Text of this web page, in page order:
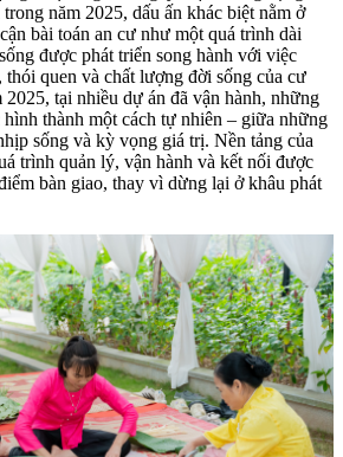
năm 2025, dấu ấn khác biệt nằm ở
bài toán an cư như một quá trình dài
được phát triển song hành với việc
quen và chất lượng đời sống của cư
tại nhiều dự án đã vận hành, những
thành một cách tự nhiên – giữa những
sống và kỳ vọng giá trị. Nền tảng của
trình quản lý, vận hành và kết nối được
bàn giao, thay vì dừng lại ở khâu phát